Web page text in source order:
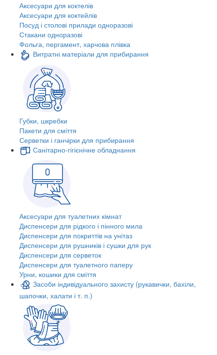
Аксесуари для коктелів
Аксесуари для коктейлів
Посуд і столові прилади одноразові
Стакани одноразові
Фольга, пергамент, харчова плівка
Витратні матеріали для прибирання
Губки, шкребки
Пакети для сміття
Серветки і ганчірки для прибирання
Санітарно-гігієнічне обладнання
Аксесуари для туалетних кімнат
Диспенсери для рідкого і пінного мила
Диспенсери для покриттів на унітаз
Диспенсери для рушників і сушки для рук
Диспенсери для серветок
Диспенсери для туалетного паперу
Урни, кошики для сміття
Засоби індивідуального захисту (рукавички, бахіли,
шапочки, халати і т. п.)